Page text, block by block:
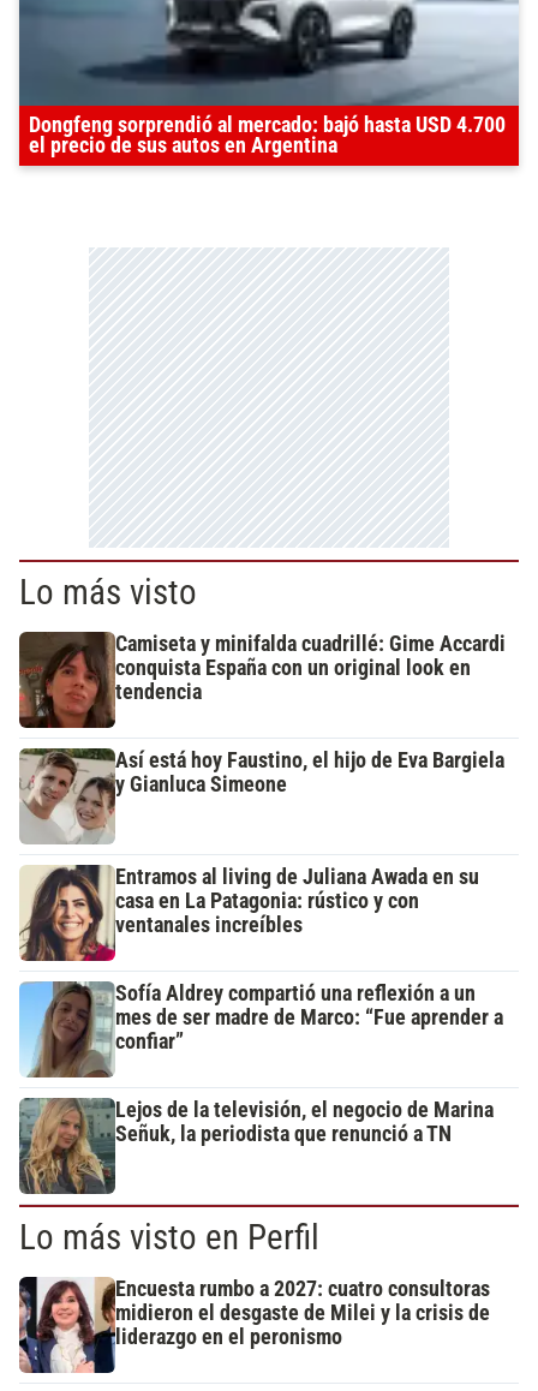
Dongfeng sorprendió al mercado: bajó hasta USD 4.700
el precio de sus autos en Argentina
Lo más visto
Camiseta y minifalda cuadrillé: Gime Accardi
conquista España con un original look en
tendencia
Así está hoy Faustino, el hijo de Eva Bargiela
y Gianluca Simeone
Entramos al living de Juliana Awada en su
casa en La Patagonia: rústico y con
ventanales increíbles
Sofía Aldrey compartió una reflexión a un
mes de ser madre de Marco: “Fue aprender a
confiar”
Lejos de la televisión, el negocio de Marina
Señuk, la periodista que renunció a TN
Lo más visto en Perfil
Encuesta rumbo a 2027: cuatro consultoras
midieron el desgaste de Milei y la crisis de
liderazgo en el peronismo